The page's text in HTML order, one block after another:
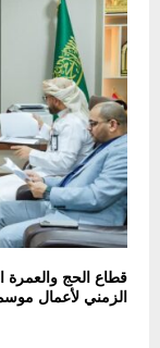
قطاع الحج والعمرة
الزمني لأعمال موسم حج